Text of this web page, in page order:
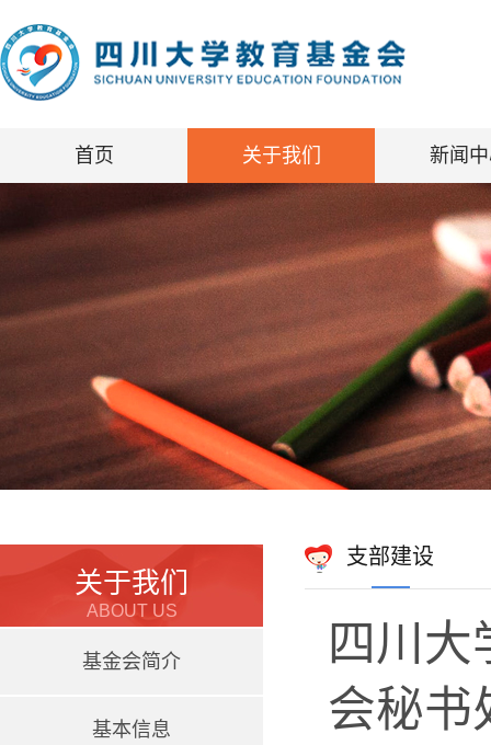
首页 关于我们 新闻
关于我们
ABOUT US
基金会简介
基本信息
支部建设
四川
会秘书